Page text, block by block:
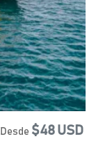
Desde $48 USD